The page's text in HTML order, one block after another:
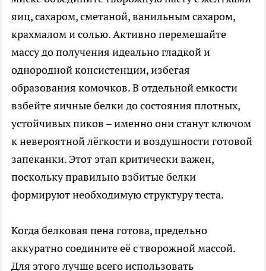
яиц, сахаром, сметаной, ванильным сахаром,
крахмалом и солью. Активно перемешайте
массу до получения идеально гладкой и
однородной консистенции, избегая
образования комочков. В отдельной емкости
взбейте яичные белки до состояния плотных,
устойчивых пиков – именно они станут ключом
к невероятной лёгкости и воздушности готовой
запеканки. Этот этап критически важен,
поскольку правильно взбитые белки
формируют необходимую структуру теста.
Когда белковая пена готова, предельно
аккуратно соедините её с творожной массой.
Для этого лучше всего использовать